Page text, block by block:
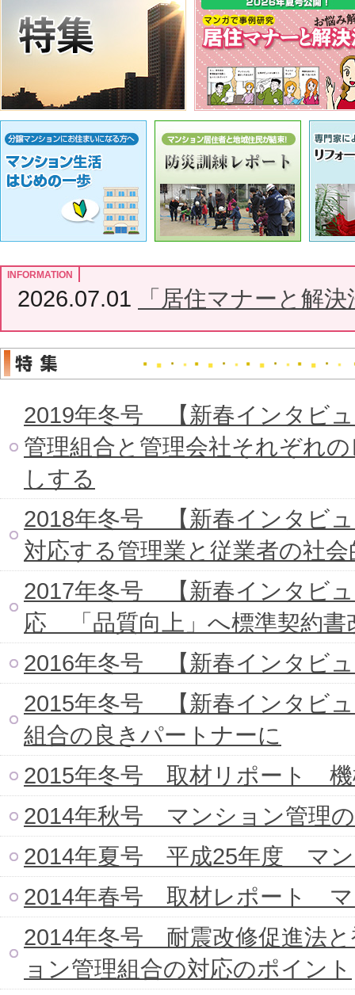
2026.07.01 「居住マナーと解決
INFORMATION
2019年冬号 【新春インタビ
管理組合と管理会社それぞれ
しする
2018年冬号 【新春インタビ
対応する管理業と従業者の社
2017年冬号 【新春インタビュ
応 「品質向上」へ標準契約書
2016年冬号 【新春インタビ
2015年冬号 【新春インタビ
組合の良きパートナーに
2015年冬号 取材リポート 機
2014年秋号 マンション管理
2014年夏号 平成25年度 マン
2014年春号 取材レポート マ
2014年冬号 耐震改修促進法
ョン管理組合の対応のポイント